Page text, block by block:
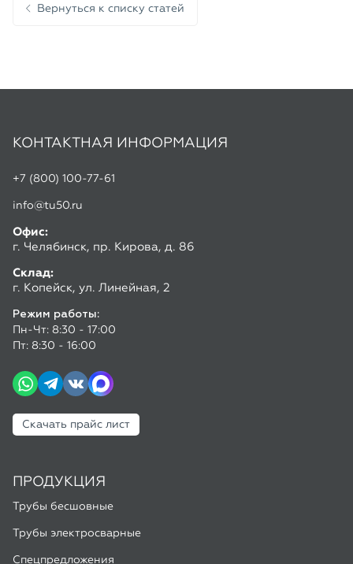
Вернуться к списку статей
КОНТАКТНАЯ ИНФОРМАЦИЯ
+7 (800) 100-77-61
info@tu50.ru
Офис:
г. Челябинск, пр. Кирова, д. 86
Склад:
г. Копейск, ул. Линейная, 2
Режим работы:
Пн-Чт: 8:30 - 17:00
Пт: 8:30 - 16:00
Скачать прайс лист
ПРОДУКЦИЯ
Трубы бесшовные
Трубы электросварные
Спецпредложения